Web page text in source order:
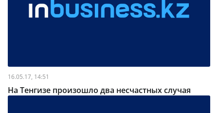
16.05.17, 14:51
На Тенгизе произошло два несчастных случая